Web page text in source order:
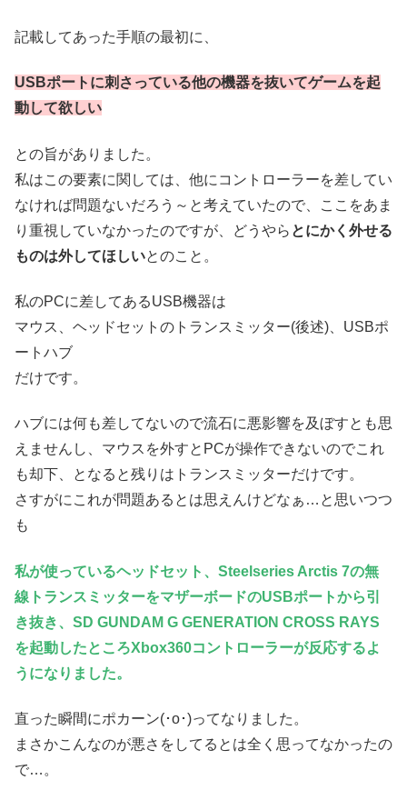
記載してあった手順の最初に、
USBポートに刺さっている他の機器を抜いてゲームを起
動して欲しい
との旨がありました。
私はこの要素に関しては、他にコントローラーを差してい
なければ問題ないだろう～と考えていたので、ここをあま
り重視していなかったのですが、どうやら とにかく外せる
ものは外してほしいとのこと。
私のPCに差してあるUSB機器は
マウス、ヘッドセットのトランスミッター(後述)、USBポ
ートハブ
だけです。
ハブには何も差してないので流石に悪影響を及ぼすとも思
えませんし、マウスを外すとPCが操作できないのでこれ
も却下、となると残りはトランスミッターだけです。
さすがにこれが問題あるとは思えんけどなぁ…と思いつつ
も
私が使っているヘッドセット、Steelseries Arctis 7の無
線トランスミッターをマザーボードのUSBポートから引
き抜き、SD GUNDAM G GENERATION CROSS RAYS
を起動したところXbox360コントローラーが反応するよ
うになりました。
直った瞬間にポカーン(･o･)ってなりました。
まさかこんなのが悪さをしてるとは全く思ってなかったの
で…。